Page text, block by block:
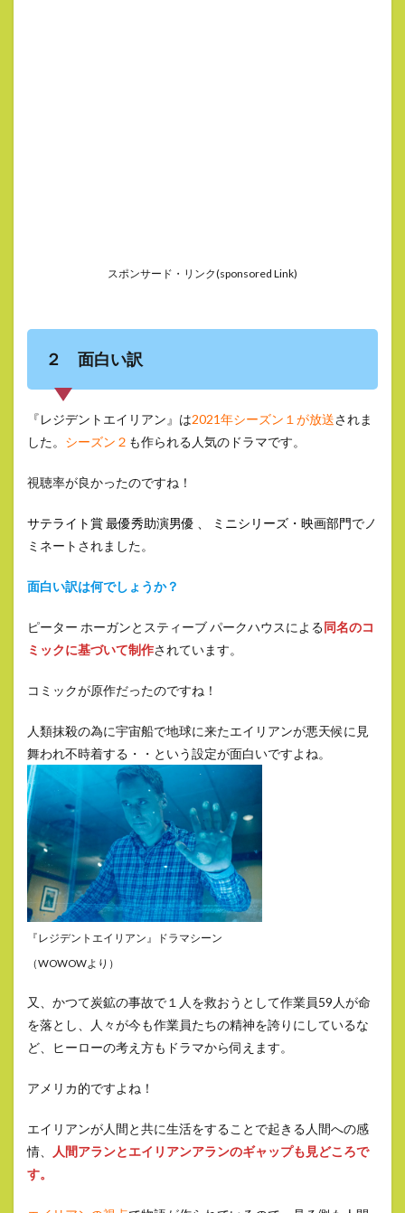
スポンサード・リンク(sponsored Link)
２ 面白い訳
『レジデントエイリアン』は2021年シーズン１が放送されま
した。 シーズン２ も作られる人気のドラマです。
視聴率が良かったのですね！
サテライト賞 最優秀助演男優 、 ミニシリーズ・映画部門でノ
ミネートされました。
面白い訳は何でしょうか？
ピーター ホーガンとスティーブ パークハウスによる同名のコ
ミックに基づいて制作されています。
コミックが原作だったのですね！
人類抹殺の為に宇宙船で地球に来たエイリアンが悪天候に見
舞われ不時着する・・という設定が面白いですよね。
『レジデントエイリアン』ドラマシーン
（WOWOWより）
又、かつて炭鉱の事故で１人を救おうとして作業員59人が命
を落とし、人々が今も作業員たちの精神を誇りにしているな
ど、ヒーローの考え方もドラマから伺えます。
アメリカ的ですよね！
エイリアンが人間と共に生活をすることで起きる人間への感
情、
人間アランとエイリアンアランのギャップも見どころで
す。